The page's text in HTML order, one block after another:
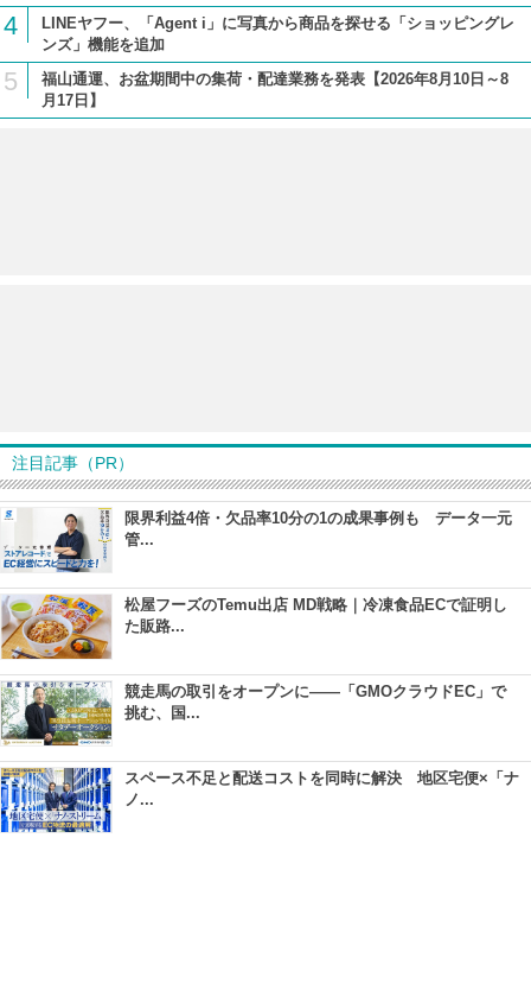
4
LINEヤフー、「Agent i」に写真から商品を探せる「ショッピングレ
ンズ」機能を追加
5
福山通運、お盆期間中の集荷・配達業務を発表【2026年8月10日～8
月17日】
注目記事（PR）
限界利益4倍・欠品率10分の1の成果事例も データ一元
管...
松屋フーズのTemu出店 MD戦略｜冷凍食品ECで証明し
た販路...
競走馬の取引をオープンに――「GMOクラウドEC」で
挑む、国...
スペース不足と配送コストを同時に解決 地区宅便×「ナ
ノ...